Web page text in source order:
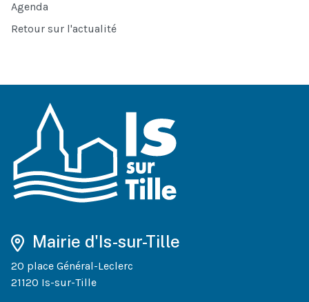
Agenda
Retour sur l'actualité
Mairie d'Is-sur-Tille
20 place Général-Leclerc
21120 Is-sur-Tille